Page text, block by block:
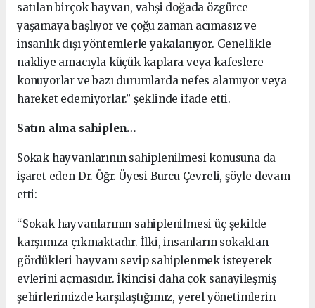
satılan birçok hayvan, vahşi doğada özgürce
yaşamaya başlıyor ve çoğu zaman acımasız ve
insanlık dışı yöntemlerle yakalanıyor. Genellikle
nakliye amacıyla küçük kaplara veya kafeslere
konuyorlar ve bazı durumlarda nefes alamıyor veya
hareket edemiyorlar.” şeklinde ifade etti.
Satın alma sahiplen…
Sokak hayvanlarının sahiplenilmesi konusuna da
işaret eden Dr. Öğr. Üyesi Burcu Çevreli, şöyle devam
etti:
“Sokak hayvanlarının sahiplenilmesi üç şekilde
karşımıza çıkmaktadır. İlki, insanların sokaktan
gördükleri hayvanı sevip sahiplenmek isteyerek
evlerini açmasıdır. İkincisi daha çok sanayileşmiş
şehirlerimizde karşılaştığımız, yerel yönetimlerin